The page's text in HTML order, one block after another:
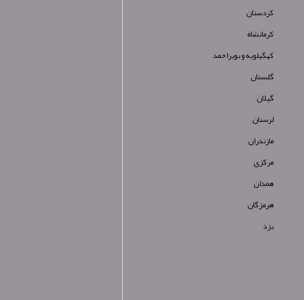
کردستان
کرمانشاه
کهگیلویه و بویراحمد
گلستان
گیلان
لرستان
مازندران
مرکزی
همدان
هرمزگان
یزد